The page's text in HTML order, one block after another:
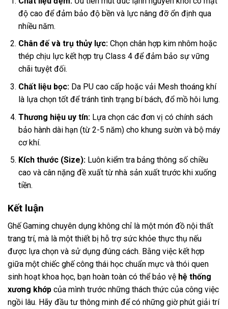
độ cao để đảm bảo độ bền và lực nâng đỡ ổn định qua
nhiều năm.
Chân đế và trụ thủy lực:Chọn chân hợp kim nhôm hoặc
thép chịu lực kết hợp trụ Class 4 để đảm bảo sự vững
chãi tuyệt đối.
Chất liệu bọc:Da PU cao cấp hoặc vải Mesh thoáng khí
là lựa chọn tốt để tránh tình trạng bí bách, đổ mồ hôi lưng.
Thương hiệu uy tín:Lựa chọn các đơn vị có chính sách
bảo hành dài hạn (từ 2-5 năm) cho khung sườn và bộ máy
cơ khí.
Kích thước (Size):Luôn kiểm tra bảng thông số chiều
cao và cân nặng đề xuất từ nhà sản xuất trước khi xuống
tiền.
Kết luận
Ghế Gaming chuyên dụng không chỉ là một món đồ nội thất
trang trí, mà là một thiết bị hỗ trợ sức khỏe thực thụ nếu
được lựa chọn và sử dụng đúng cách. Bằng việc kết hợp
giữa một chiếc ghế công thái học chuẩn mực và thói quen
sinh hoạt khoa học, bạn hoàn toàn có thể bảo vệ hệ thống
xương khớp của mình trước những thách thức của công việc
ngồi lâu. Hãy đầu tư thông minh để có những giờ phút giải trí